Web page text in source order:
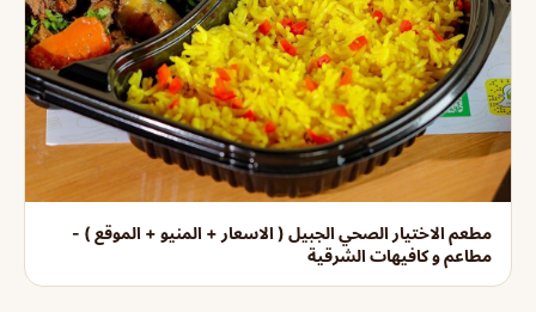
مطعم الاختيار الصحي الجبيل ( الاسعار + المنيو + الموقع ) -
مطاعم و كافيهات الشرقية